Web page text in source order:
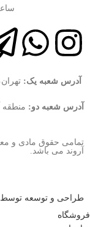
ساعت
آدرس شعبه یک:
آدرس شعبه دو: منطقه
تمامی حقوق مادی و
آروند می باشد.
طراحی و توسعه توسط
فروشگاه